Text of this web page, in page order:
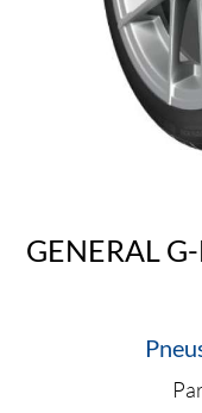
GENERAL